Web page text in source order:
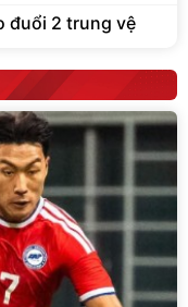
đuổi 2 trung vệ